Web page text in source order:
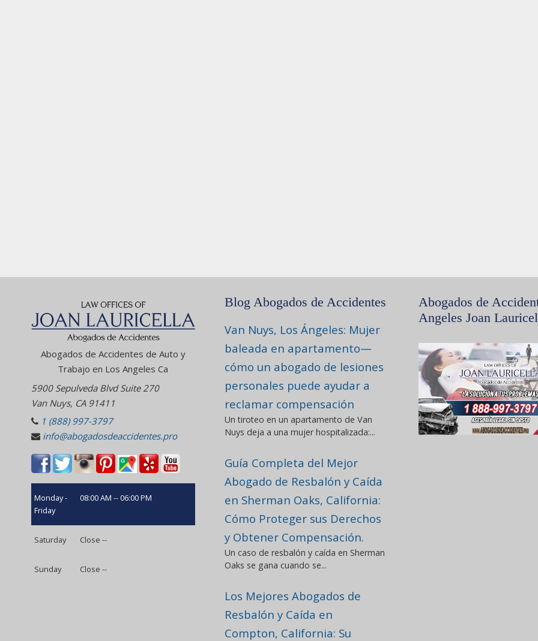
Abogados de Accidentes de Auto y
Trabajo en Los Angeles Ca
5900 Sepulveda Blvd Suite 270
Van Nuys, CA 91411
1 (888) 997-3797
info@abogadosdeaccidentes.pro
Monday -
Friday
08:00 AM -- 06:00 PM
Saturday Close --
Sunday Close --
Blog Abogados de Accidentes
Van Nuys, Los Ángeles: Mujer
baleada en apartamento—
cómo un abogado de lesiones
personales puede ayudar a
reclamar compensación
Un tiroteo en un apartamento de Van
Nuys deja a una mujer hospitalizada:...
Guía Completa del Mejor
Abogado de Resbalón y Caída
en Sherman Oaks, California:
Cómo Proteger sus Derechos
y Obtener Compensación.
Un caso de resbalón y caída en Sherman
Oaks se gana cuando se...
Los Mejores Abogados de
Resbalón y Caída en
Compton, California: Su
Abogados de
Angeles Joan